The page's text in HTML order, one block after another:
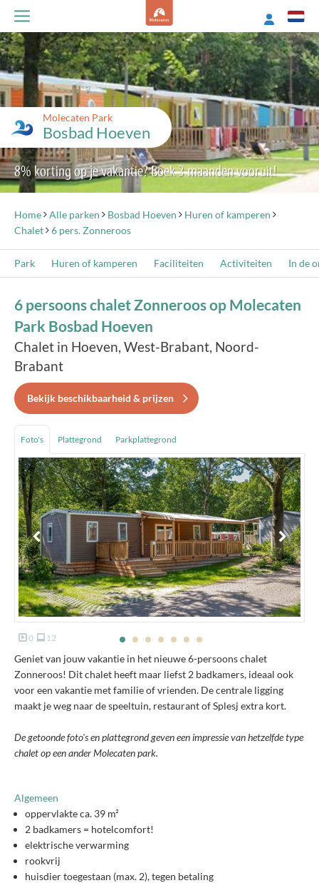
Molecaten Park
Bosbad Hoeven
8% korting op je vakantie? Boek 3 maanden vooruit!
Home Alle parken Bosbad Hoeven
Huren of kamperen
Chalet
6 pers. Zonneroos
Park Huren of kamperen Faciliteiten Activiteiten In de
6 persoons chalet Zonneroos op Molecaten
Park Bosbad Hoeven
Chalet in Hoeven, West-Brabant, Noord-
Brabant
Bekijk beschikbaarheid & prijzen
Foto's Plattegrond Parkplattegrond
0 12
Geniet van jouw vakantie in het nieuwe 6-persoons chalet
Zonneroos! Dit chalet heeft maar liefst 2 badkamers, ideaal ook
voor een vakantie met familie of vrienden. De centrale ligging
maakt je weg naar de speeltuin, restaurant of Splesj extra kort.
De getoonde foto's en plattegrond geven een impressie van hetzelfde type
chalet op een ander Molecaten park.
Algemeen
oppervlakte ca. 39 m²
2 badkamers = hotelcomfort!
elektrische verwarming
rookvrij
huisdier toegestaan (max. 2), tegen betaling